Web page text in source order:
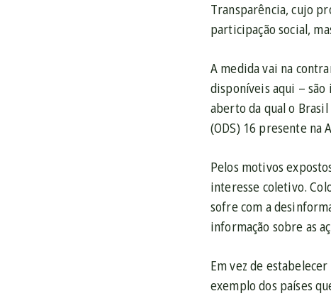
Transparência, cujo
participação social,
A medida vai na
disponíveis aqui –
aberto da qual o
(ODS) 16 presente na
Pelos motivos
interesse coletivo.
sofre com a
informação sobre as
Em vez de
exemplo dos países